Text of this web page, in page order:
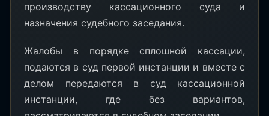
производству кассационного суда и
назначения судебного заседания.
Жалобы в порядке сплошной кассации,
подаются в суд первой инстанции и вместе с
делом передаются в суд кассационной
инстанции, где без вариантов,